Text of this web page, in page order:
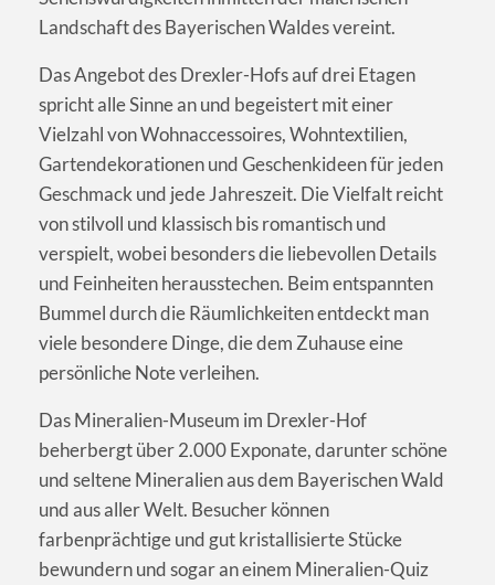
Landschaft des Bayerischen Waldes vereint.
Das Angebot des Drexler-Hofs auf drei Etagen
spricht alle Sinne an und begeistert mit einer
Vielzahl von Wohnaccessoires, Wohntextilien,
Gartendekorationen und Geschenkideen für jeden
Geschmack und jede Jahreszeit. Die Vielfalt reicht
von stilvoll und klassisch bis romantisch und
verspielt, wobei besonders die liebevollen Details
und Feinheiten herausstechen. Beim entspannten
Bummel durch die Räumlichkeiten entdeckt man
viele besondere Dinge, die dem Zuhause eine
persönliche Note verleihen.
Das Mineralien-Museum im Drexler-Hof
beherbergt über 2.000 Exponate, darunter schöne
und seltene Mineralien aus dem Bayerischen Wald
und aus aller Welt. Besucher können
farbenprächtige und gut kristallisierte Stücke
bewundern und sogar an einem Mineralien-Quiz